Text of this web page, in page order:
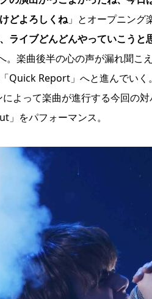
どよろしくね」とオープニング
ライブどんどんやっていこうと
。楽曲後半の心の声が漏れ聞
Quick Report」へと進んでい
によって楽曲が進行する今回の
をパフォーマンス。